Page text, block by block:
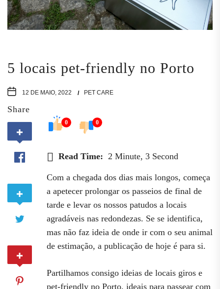
5 locais pet-friendly no Porto
12 DE MAIO, 2022 PET CARE
Share
0 0
Read Time: 2 Minute, 3 Second
Com a chegada dos dias mais longos, começa
a apetecer prolongar os passeios de final de
tarde e levar os nossos patudos a locais
agradáveis nas redondezas. Se se identifica,
mas não faz ideia de onde ir com o seu animal
de estimação, a publicação de hoje é para si.
Partilhamos consigo ideias de locais giros e
pet-friendly no Porto, ideais para passear com